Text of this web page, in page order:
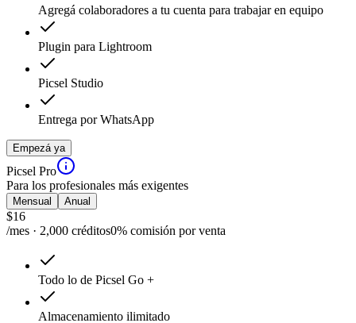
Agregá colaboradores a tu cuenta para trabajar en equipo
Plugin para Lightroom
Picsel Studio
Entrega por WhatsApp
Empezá ya
Picsel Pro
Para los profesionales más exigentes
Mensual Anual
$16
/mes · 2,000 créditos0% comisión por venta
Todo lo de Picsel Go +
Almacenamiento ilimitado